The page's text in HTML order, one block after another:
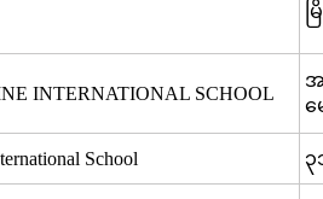
INTERNATIONAL SCHOOL
အ
မ
School ၃